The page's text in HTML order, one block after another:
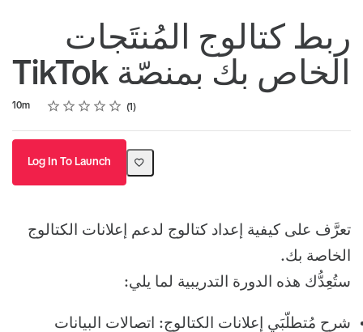
ربط كتالوج المُنتَجات
الخاص بك بمنصّة TikTok
Duration
10m Rating
1 star
2 stars
3 stars
4 stars
5 stars
Average rating: 5.0 1
1 review
Log In To Launch
تعرَّف على كيفية إعداد كتالوج لدعم إعلانات الكتالوج
الخاصة بك.
ستُعِدُّك هذه الدورة التدريبية لما يلي:
شرح مُتطلّبَي إعلانات الكتالوج: اتصالات البيانات